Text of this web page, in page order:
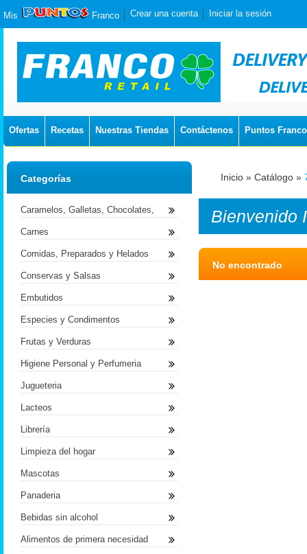
Mis Franco Crear una cuenta Iniciar la sesión
Ofertas Recetas Nuestras Tiendas Contáctenos Puntos Franco
Inicio » Catálogo »
Bienvenido
No encontrado
Categorías
Caramelos, Galletas, Chocolates,
Carnes
Comidas, Preparados y Helados
Conservas y Salsas
Embutidos
Especies y Condimentos
Frutas y Verduras
Higiene Personal y Perfumeria
Jugueteria
Lacteos
Librería
Limpieza del hogar
Mascotas
Panaderia
Bebidas sin alcohol
Alimentos de primera necesidad